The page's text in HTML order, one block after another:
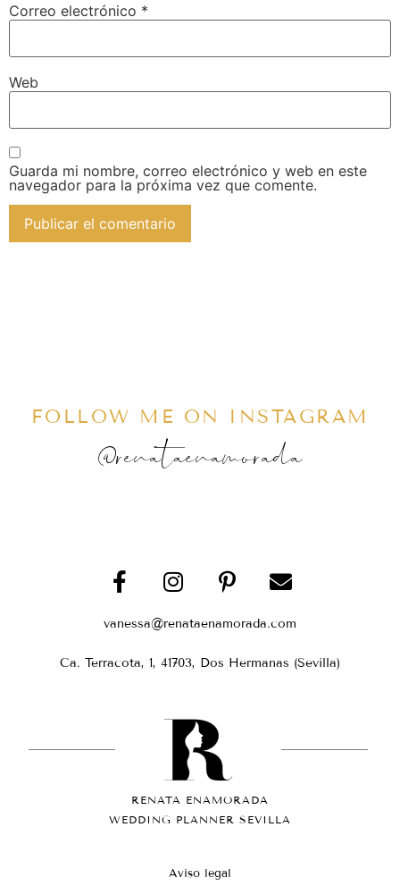
Correo electrónico *
Web
Guarda mi nombre, correo electrónico y web en este
navegador para la próxima vez que comente.
FOLLOW ME ON INSTAGRAM
@renataenamorada
vanessa@renataenamorada.com
Ca. Terracota, 1, 41703, Dos Hermanas (Sevilla)
RENATA ENAMORADA
WEDDING PLANNER SEVILLA
Aviso legal